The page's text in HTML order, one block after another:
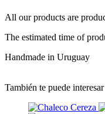
All our products are
The estimated time of
Handmade in Uruguay
También te puede interesar